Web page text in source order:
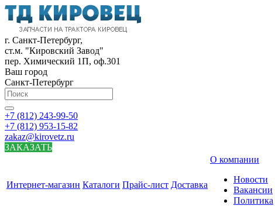
г. Санкт-Петербург,
ст.м. "Кировский Завод"
пер. Химический 1П, оф.301
Ваш город
Санкт-Петербург
+7 (812) 243-99-50
+7 (812) 953-15-82
zakaz@kirovetz.ru
ЗАКАЗАТЬ
Интернет-магазин Каталоги Прайс-лист Доставка
О компании
Новости
Вакансии
Политика